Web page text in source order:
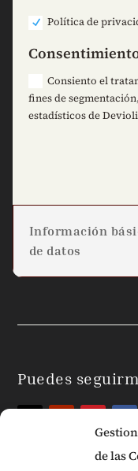
de las
Política de
Consiento el
fines de
estadísticos de
Información
de datos
Puedes